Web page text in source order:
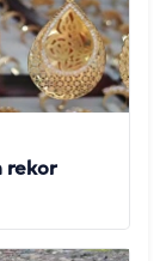
rekor